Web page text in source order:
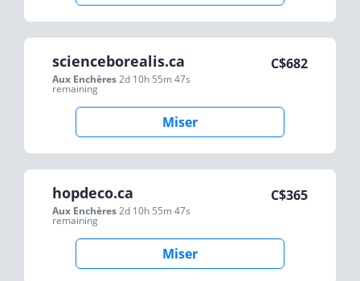
scienceborealis.ca
Aux Enchères2d 10h 55m 47s
remaining
C$682
Miser
hopdeco.ca
Aux Enchères2d 10h 55m 47s
remaining
C$365
Miser